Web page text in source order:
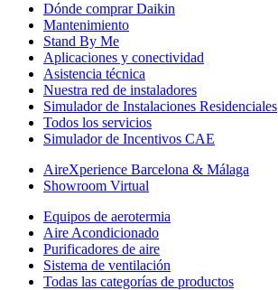
Dónde comprar Daikin
Mantenimiento
Stand By Me
Aplicaciones y conectividad
Asistencia técnica
Nuestra red de instaladores
Simulador de Instalaciones Residenciales
Todos los servicios
Simulador de Incentivos CAE
AireXperience Barcelona & Málaga
Showroom Virtual
Equipos de aerotermia
Aire Acondicionado
Purificadores de aire
Sistema de ventilación
Todas las categorías de productos